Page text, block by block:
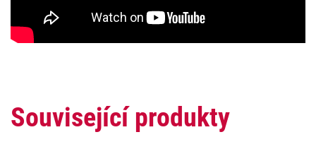
Související produkty